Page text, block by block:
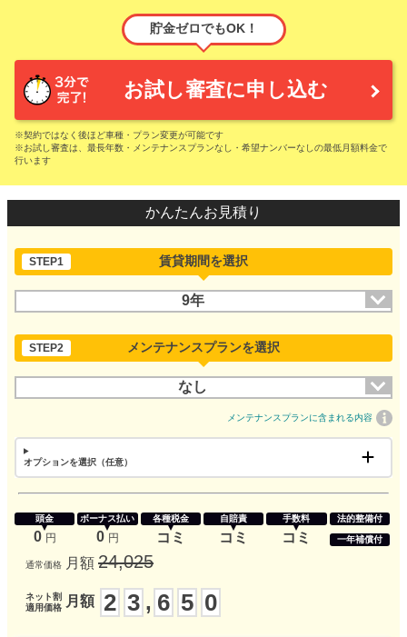
貯金ゼロでもOK！
お試し審査に申し込む
※契約ではなく後ほど車種・プラン変更が可能です
※お試し審査は、最長年数・メンテナンスプランなし・希望ナンバーなしの最低月額料金で
行います
かんたんお見積り
STEP1 賃貸期間を選択
9年
STEP2 メンテナンスプランを選択
なし
メンテナンスプランに含まれる内容
オプションを選択（任意）
頭金
0 円
ボーナス払い
0 円
各種税金
コミ
自賠責
コミ
手数料
コミ
法的整備付
一年補償付
通常価格 月額 24,025
ネット割
適用価格
月額 2 3 , 6 5 0